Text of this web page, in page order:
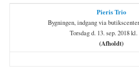
Pieris Trio
Bygningen, indgang via
Torsdag d. 13. sep. 2018
(Afholdt)